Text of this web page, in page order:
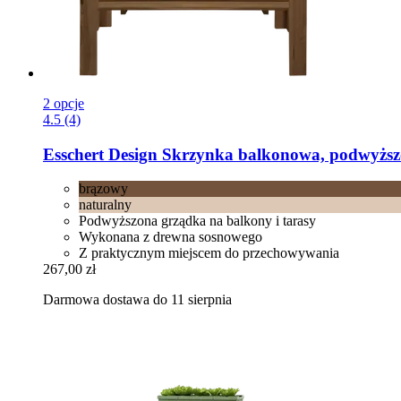
2 opcje
4.5 (4)
Esschert Design Skrzynka balkonowa,
brązowy
naturalny
Podwyższona grządka na balkony i tarasy
Wykonana z drewna sosnowego
Z praktycznym miejscem do przechowywania
267,00 zł
Darmowa dostawa do 11 sierpnia